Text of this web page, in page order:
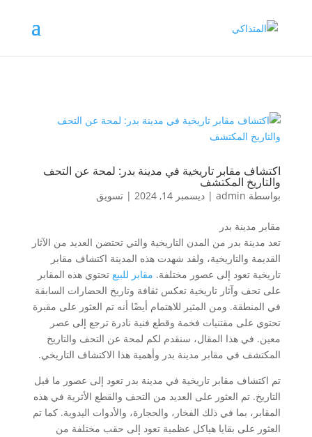
اكتشاف مقابر تاريخية في مدينة بدر: لمحة عن التحف
والتاريخ المكتشف
بواسطة admin
| ديسمبر 14, 2024 | تسويق
مقابر مدينة بدر
تعد مدينة بدر من المدن التاريخية والتي تحتضن العديد من الآثار
القديمة والتاريخية، ولقد شهدت هذه المدينة اكتشاف مقابر
تاريخية تعود إلى عصور مختلفة. مقابر للبيعتحتوي هذه المقابر
على تحف وآثار تاريخية تعكس ثقافة وتاريخ الحضارات السابقة
في المنطقة. ومن المثير للاهتمام أيضًا أنه تم العثور على مقبرة
تحتوي على مقتنيات فخمة وقطع فنية نادرة ترجع إلى عصر
معين. في هذا المقال، سنقدم لكم لمحة عن التحف والتاريخ
المكتشف في مقابر مدينة بدر وأهمية هذا الاكتشاف التاريخي.
تم اكتشاف مقابر تاريخية في مدينة بدر تعود إلى عصور ما قبل
التاريخ. تم العثور على العديد من التحف والقطع الأثرية في هذه
المقابر، بما في ذلك الفخار، والحجارة، والأدوات اليدوية. كما تم
العثور على بقايا هياكل عظمية تعود إلى حقب مختلفة من